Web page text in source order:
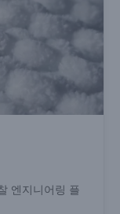
엔지니어링 플